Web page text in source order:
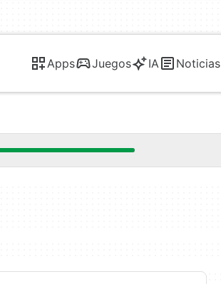
Apps Juegos IA Noticias